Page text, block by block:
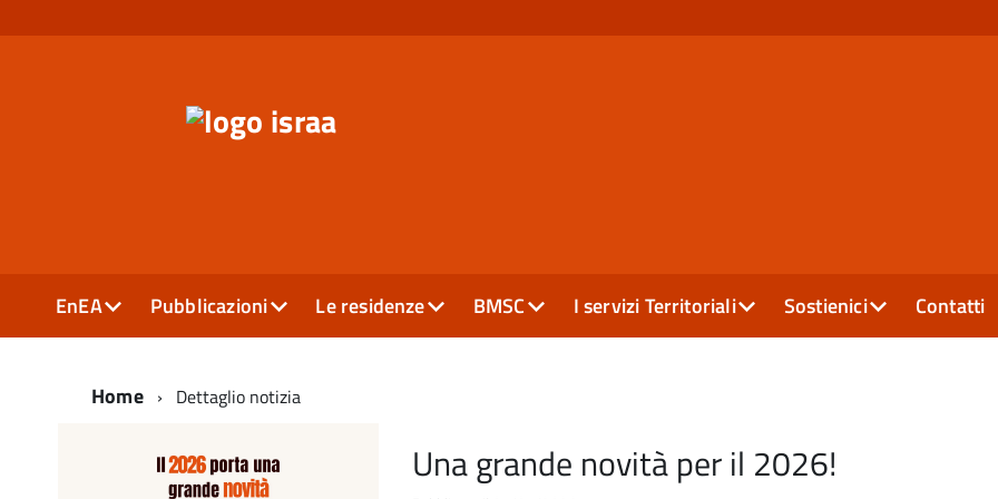
EnEA Pubblicazioni Le residenze BMSC I servizi Territoriali Sostienici Contatti
Home Dettaglio notizia
Una grande novità per il 2026!